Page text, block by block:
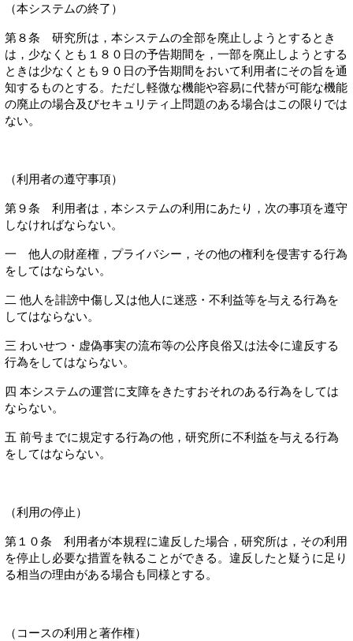
（本システムの終了）
第８条 研究所は，本システムの全部を廃止しようとするとき
は，少なくとも１８０日の予告期間を，一部を廃止しようとする
ときは少なくとも９０日の予告期間をおいて利用者にその旨を通
知するものとする。ただし軽微な機能や容易に代替が可能な機能
の廃止の場合及びセキュリティ上問題のある場合はこの限りでは
ない。
（利用者の遵守事項）
第９条 利用者は，本システムの利用にあたり，次の事項を遵守
しなければならない。
一 他人の財産権，プライバシー，その他の権利を侵害する行為
をしてはならない。
二 他人を誹謗中傷し又は他人に迷惑・不利益等を与える行為を
してはならない。
三 わいせつ・虚偽事実の流布等の公序良俗又は法令に違反する
行為をしてはならない。
四 本システムの運営に支障をきたすおそれのある行為をしては
ならない。
五 前号までに規定する行為の他，研究所に不利益を与える行為
をしてはならない。
（利用の停止）
第１０条 利用者が本規程に違反した場合，研究所は，その利用
を停止し必要な措置を執ることができる。違反したと疑うに足り
る相当の理由がある場合も同様とする。
（コースの利用と著作権）